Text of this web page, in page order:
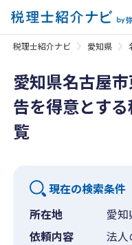
税理士紹介ナビ 愛知県
愛知県名古屋
告を得意とす
覧
現在の検索条件
所在地
愛
依頼内容
法人